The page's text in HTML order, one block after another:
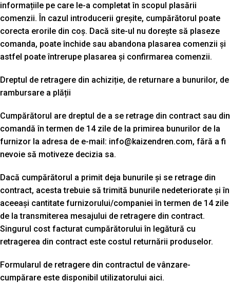
informațiile pe care le-a completat în scopul plasării
comenzii. În cazul introducerii greșite, cumpărătorul poate
corecta erorile din coș. Dacă site-ul nu dorește să plaseze
comanda, poate închide sau abandona plasarea comenzii și
astfel poate întrerupe plasarea și confirmarea comenzii.
Dreptul de retragere din achiziție, de returnare a bunurilor, de
rambursare a plății
Cumpărătorul are dreptul de a se retrage din contract sau din
comandă în termen de 14 zile de la primirea bunurilor de la
furnizor la adresa de e-mail: info@kaizendren.com, fără a fi
nevoie să motiveze decizia sa.
Dacă cumpărătorul a primit deja bunurile și se retrage din
contract, acesta trebuie să trimită bunurile nedeteriorate și în
aceeași cantitate furnizorului/companiei în termen de 14 zile
de la transmiterea mesajului de retragere din contract.
Singurul cost facturat cumpărătorului în legătură cu
retragerea din contract este costul returnării produselor.
Formularul de retragere din contractul de vânzare-
cumpărare este disponibil utilizatorului aici.